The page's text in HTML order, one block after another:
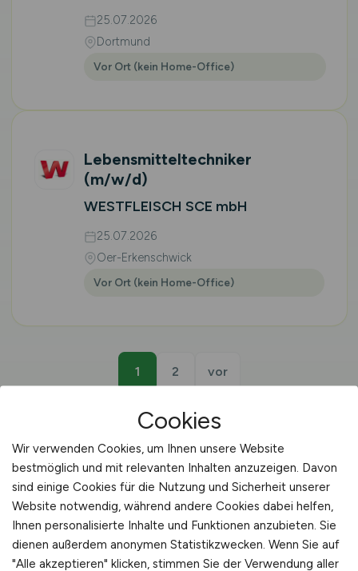
25.07.2026
Dortmund
Vor Ort (kein Home-Office)
Lebensmitteltechniker
(m/w/d)
WESTFLEISCH SCE mbH
25.07.2026
Oer-Erkenschwick
Vor Ort (kein Home-Office)
1 2 vor
🐕 TIERMEDIZINISCHE FACHANGESTELLTE ·
ISERLOHN
Tiermedizinische
Cookies
Wir verwenden Cookies, um Ihnen unsere Website
bestmöglich und mit relevanten Inhalten anzuzeigen. Davon
sind einige Cookies für die Nutzung und Sicherheit unserer
Website notwendig, während andere Cookies dabei helfen,
Ihnen personalisierte Inhalte und Funktionen anzubieten. Sie
dienen außerdem anonymen Statistikzwecken. Wenn Sie auf
"Alle akzeptieren" klicken, stimmen Sie der Verwendung aller